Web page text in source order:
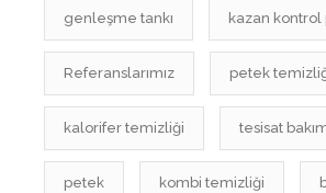
genleşme tankı kazan kontrol
Referanslarımız petek
kalorifer temizliği tesisat
petek kombi temizliği